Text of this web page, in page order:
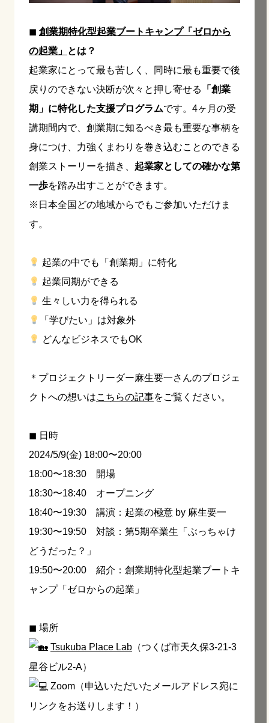
◼︎ 創業期特化型起業ブートキャンプ「ゼロから
の起業」 とは？
起業家にとって最も苦しく、同時に最も重要で後
戻りのできない決断が次々と押し寄せる
「創業
期」に特化した支援プログラムです。4ヶ月の受
講期間内で、創業期に知るべき最も重要な事柄を
身につけ、力強くまわりを巻き込むことのできる
創業ストーリーを描き、 起業家としての確かな第
一歩を踏み出すことができます。
※日本全国どの地域からでもご参加いただけま
す。
起業の中でも「創業期」に特化
起業同期ができる
生々しい力を得られる
「学びたい」は対象外
どんなビジネスでもOK
＊プロジェクトリーダー麻生要一さんのプロジェ
クトへの想いはこちらの記事をご覧ください。
◼︎ 日時
2024/5/9(金) 18:00〜20:00
18:00〜18:30 開場
18:30〜18:40 オープニング
18:40〜19:30 講演：起業の極意 by 麻生要一
19:30〜19:50 対談：第5期卒業生「ぶっちゃけ
どうだった？」
19:50〜20:00 紹介：創業期特化型起業ブートキ
ャンプ「ゼロからの起業」
◼︎ 場所
Tsukuba Place Lab （つくば市天久保3-21-3
星谷ビル2-A）
Zoom（申込いただいたメールアドレス宛に
リンクをお送りします！）